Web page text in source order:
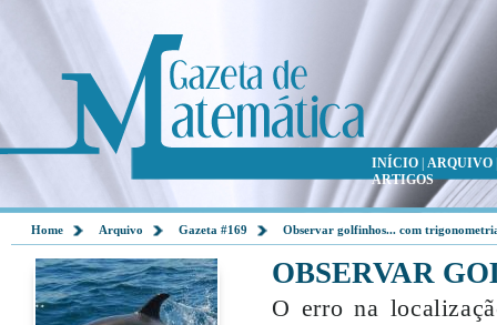
INÍCIO ARQUIVO
ARTIGOS
Home Arquivo Gazeta #169 Observar golfinhos... com
OBSERVAR
O erro na